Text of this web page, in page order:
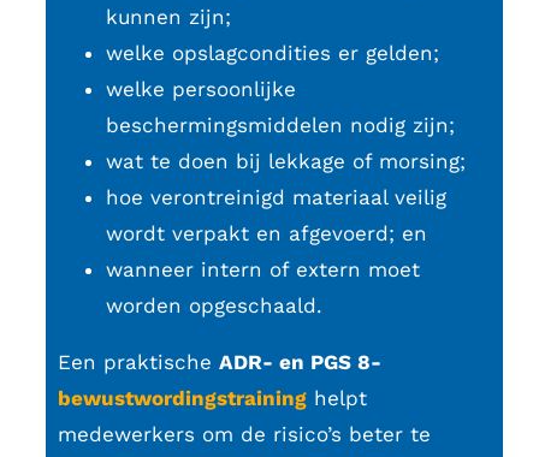
kunnen zijn;
welke opslagcondities er gelden;
welke persoonlijke
beschermingsmiddelen nodig zijn;
wat te doen bij lekkage of morsing;
hoe verontreinigd materiaal veilig
wordt verpakt en afgevoerd; en
wanneer intern of extern moet
worden opgeschaald.
Een praktische ADR- en PGS 8-
bewustwordingstraining helpt
medewerkers om de risico’s beter te